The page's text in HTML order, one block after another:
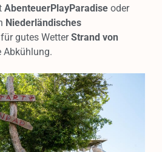
AbenteuerPlayParadise oder
Niederländisches
gutes WetterStrand von
Abkühlung.